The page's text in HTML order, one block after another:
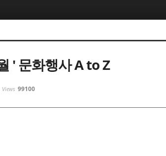
' 문화행사 A to Z
Views 99100